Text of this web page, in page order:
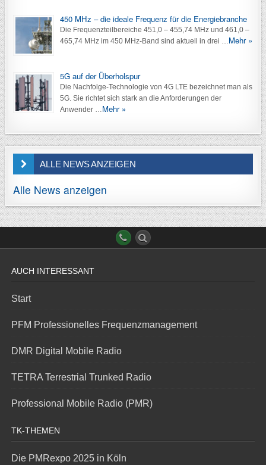
450 MHz – die ideale Frequenz für die Energiebranche
Die Frequenzteilbereiche 451,0 – 455,74 MHz und 461,0 –
465,74 MHz im 450 MHz-Band sind aktuell in drei …Mehr »
5G auf der Überholspur
Die Nachfolge-Technologie von 4G LTE bezeichnet man als
5G. Sie richtet sich stark an die Anforderungen der
Anwender …Mehr »
ALLE NEWS ANZEIGEN
Alle News anzeigen
AUCH INTERESSANT
Start
PFM Professionelles Frequenzmanagement
DMR Digital Mobile Radio
TETRA Terrestrial Trunked Radio
Professional Mobile Radio (PMR)
TK-THEMEN
Die PMRexpo 2025 in Köln